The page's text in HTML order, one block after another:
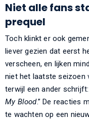
Niet alle fans
prequel
Toch klinkt er ook
liever gezien dat eerst
verscheen, en lijken
niet het laatste seizoen
terwijl een ander schrijft:
My Blood.” De reacties
te wachten op een